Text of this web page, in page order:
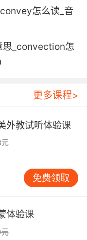
order
带
一个
stay off the
送带
stay off the
送带
怎么读_音
_convection怎
更多课程>
外教试听体验课
免费领取
体验课